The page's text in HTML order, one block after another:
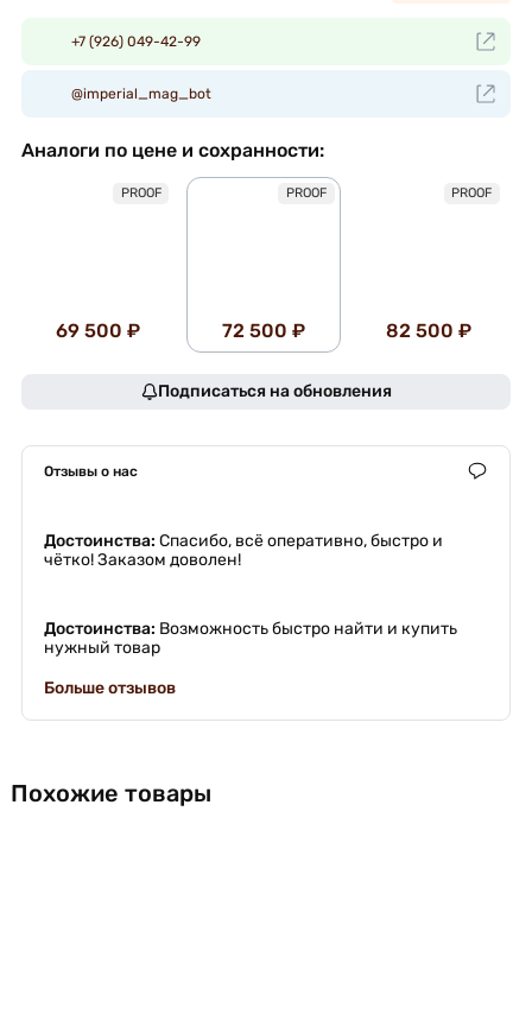
+7 (926) 049-42-99
@imperial_mag_bot
Аналоги по цене и сохранности:
PROOF
69 500 ₽
PROOF
72 500 ₽
PROOF
82 500 ₽
Подписаться на обновления
Отзывы о нас
Достоинства: Спасибо, всё оперативно, быстро и
чётко! Заказом доволен!
Достоинства: Возможность быстро найти и купить
нужный товар
Больше отзывов
Похожие товары